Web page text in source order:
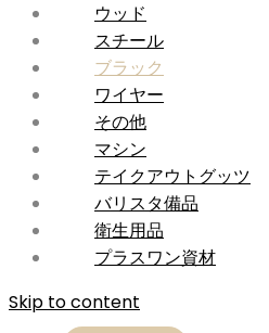
ウッド
スチール
ブラック
ワイヤー
その他
マシン
テイクアウトグッツ
バリスタ備品
衛生用品
プラスワン資材
Skip to content